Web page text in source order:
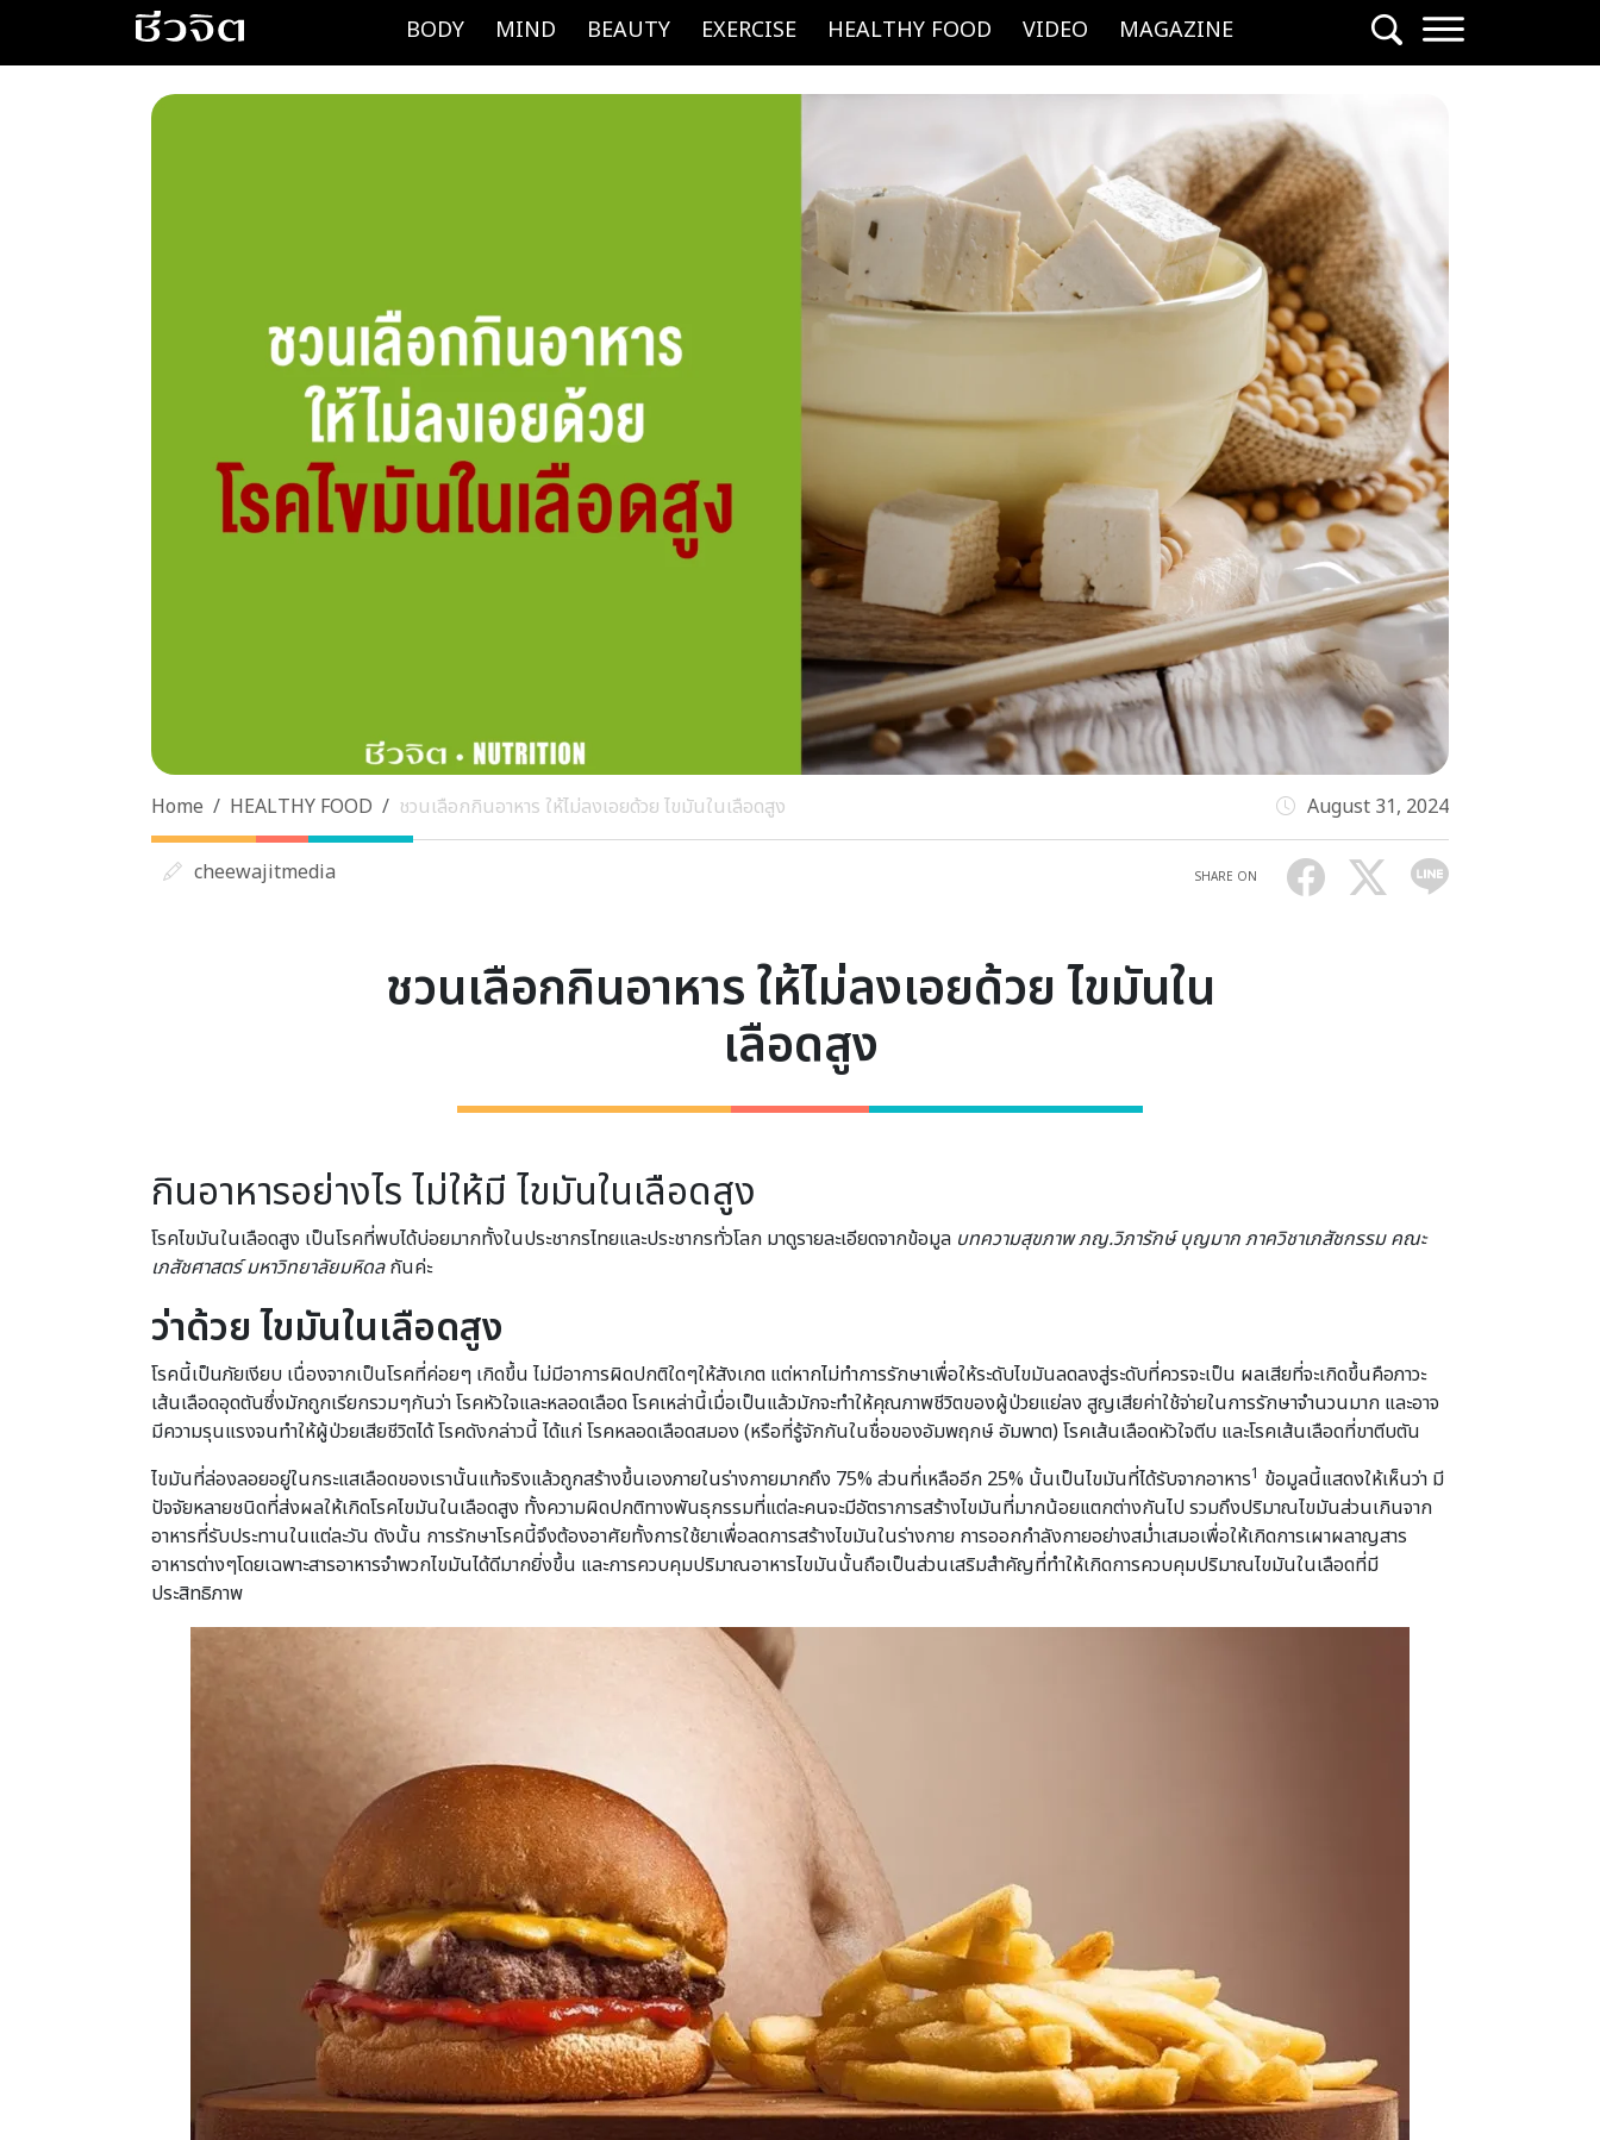
content
BODY MIND BEAUTY EXERCISE HEALTHY FOOD VIDEO MAGAZINE
Home HEALTHY FOOD ชวนเลือกกินอาหาร ให้ไม่ลงเอยด้วย ไขมันในเลือดสูง August 31, 2024
cheewajitmedia SHARE ON
ชวนเลือกกินอาหาร ให้ไม่ลงเอยด้วย ไขมันใน
เลือดสูง
กินอาหารอย่างไร ไม่ให้มี ไขมันในเลือดสูง
โรคไขมันในเลือดสูง เป็นโรคที่พบได้บ่อยมากทั้งในประชากรไทยและประชากรทั่วโลก มาดูรายละเอียดจากข้อมูล บทความสุขภาพ ภญ.วิภารักษ์ บุญมากภาควิชาเภสัชกรรม คณะ
เภสัชศาสตร์ มหาวิทยาลัยมหิดลกันค่ะ
ว่าด้วย ไขมันในเลือดสูง
โรคนี้เป็นภัยเงียบ เนื่องจากเป็นโรคที่ค่อยๆ เกิดขึ้น ไม่มีอาการผิดปกติใดๆให้สังเกต แต่หากไม่ทำการรักษาเพื่อให้ระดับไขมันลดลงสู่ระดับที่ควรจะเป็น ผลเสียที่จะเกิดขึ้นคือภาวะ
เส้นเลือดอุดตันซึ่งมักถูกเรียกรวมๆกันว่า โรคหัวใจและหลอดเลือด โรคเหล่านี้เมื่อเป็นแล้วมักจะทำให้คุณภาพชีวิตของผู้ป่วยแย่ลง สูญเสียค่าใช้จ่ายในการรักษาจำนวนมาก และอาจ
มีความรุนแรงจนทำให้ผู้ป่วยเสียชีวิตได้ โรคดังกล่าวนี้ ได้แก่ โรคหลอดเลือดสมอง (หรือที่รู้จักกันในชื่อของอัมพฤกษ์ อัมพาต) โรคเส้นเลือดหัวใจตีบ และโรคเส้นเลือดที่ขาตีบตัน
ไขมันที่ล่องลอยอยู่ในกระแสเลือดของเรานั้นแท้จริงแล้วถูกสร้างขึ้นเองภายในร่างกายมากถึง 75% ส่วนที่เหลืออีก 25% นั้นเป็นไขมันที่ได้รับจากอาหาร1 ข้อมูลนี้แสดงให้เห็นว่า มี
ปัจจัยหลายชนิดที่ส่งผลให้เกิดโรคไขมันในเลือดสูง ทั้งความผิดปกติทางพันธุกรรมที่แต่ละคนจะมีอัตราการสร้างไขมันที่มากน้อยแตกต่างกันไป รวมถึงปริมาณไขมันส่วนเกินจาก
อาหารที่รับประทานในแต่ละวัน ดังนั้น การรักษาโรคนี้จึงต้องอาศัยทั้งการใช้ยาเพื่อลดการสร้างไขมันในร่างกาย การออกกำลังกายอย่างสม่ำเสมอเพื่อให้เกิดการเผาผลาญสาร
อาหารต่างๆโดยเฉพาะสารอาหารจำพวกไขมันได้ดีมากยิ่งขึ้น และการควบคุมปริมาณอาหารไขมันนั้นถือเป็นส่วนเสริมสำคัญที่ทำให้เกิดการควบคุมปริมาณไขมันในเลือดที่มี
ประสิทธิภาพ